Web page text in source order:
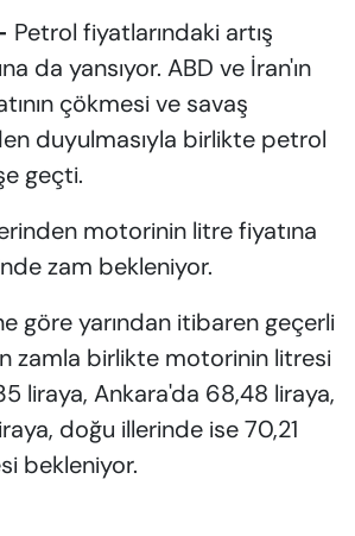
Petrol fiyatlarındaki artış
da yansıyor. ABD ve İran'ın
çökmesi ve savaş
duyulmasıyla birlikte petrol
geçti.
motorinin litre fiyatına
zam bekleniyor.
göre yarından itibaren geçerli
zamla birlikte motorinin litresi
liraya, Ankara'da 68,48 liraya,
doğu illerinde ise 70,21
bekleniyor.